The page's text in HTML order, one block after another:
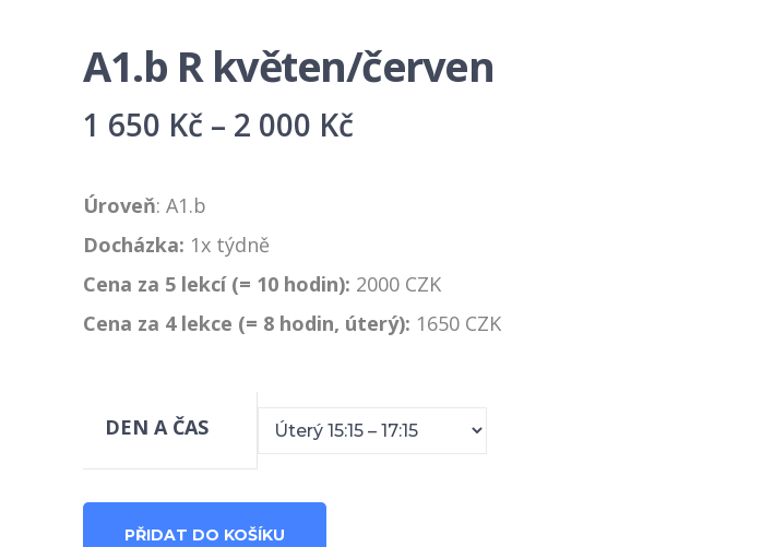
A1.b R květen/červen
1 650 Kč – 2 000 KčRozpětí
až
2
Úroveň: A1.b
Docházka: 1x týdně
Cena za 5 lekcí (= 10 hodin): 2000 CZK
Cena za 4 lekce (= 8 hodin, úterý): 1650 CZK
DEN A ČAS
PŘIDAT DO KOŠÍKU